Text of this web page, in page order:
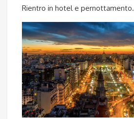
Rientro in hotel e pernottamento.